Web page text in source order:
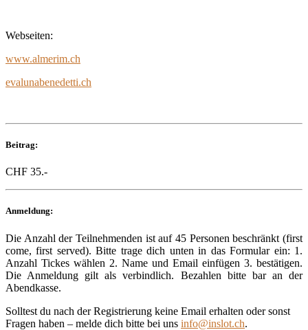
Webseiten:
www.almerim.ch
evalunabenedetti.ch
Beitrag:
CHF 35.-
Anmeldung:
Die Anzahl der Teilnehmenden ist auf 45 Personen beschränkt (first
come, first served). Bitte trage dich unten in das Formular ein: 1.
Anzahl Tickes wählen 2. Name und Email einfügen 3. bestätigen.
Die Anmeldung gilt als verbindlich. Bezahlen bitte bar an der
Abendkasse.
Solltest du nach der Registrierung keine Email erhalten oder sonst
Fragen haben – melde dich bitte bei uns info@inslot.ch.